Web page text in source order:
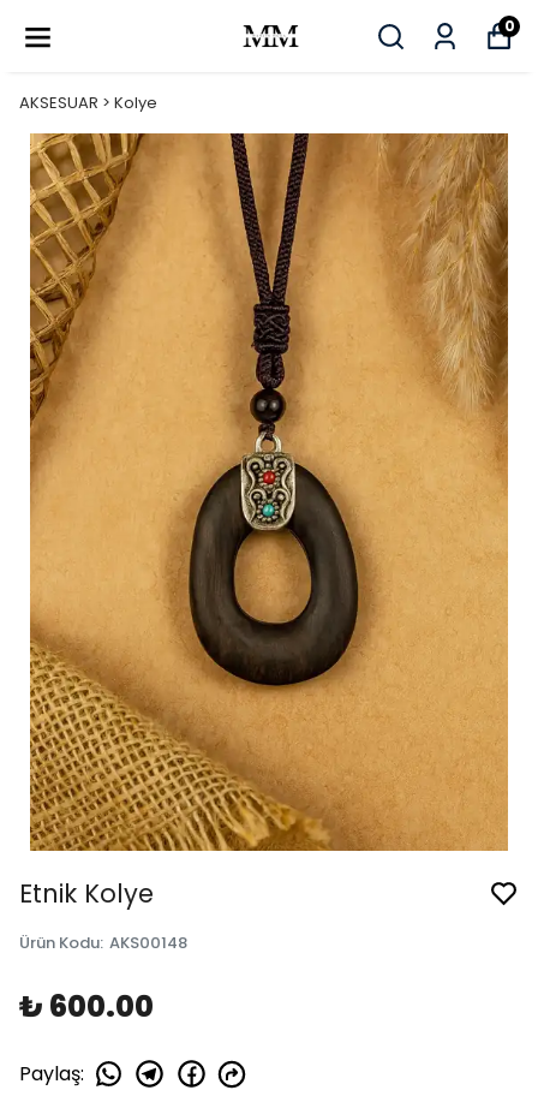
0
AKSESUAR > Kolye
Etnik Kolye
Ürün Kodu: AKS00148
₺ 600.00
Paylaş: